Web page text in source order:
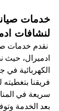
خدمات
لنشافات
نقدم خدمات
ادميرال، حيث
الكهربائية في
فريقنا
سريعة في
بعد الخدمة